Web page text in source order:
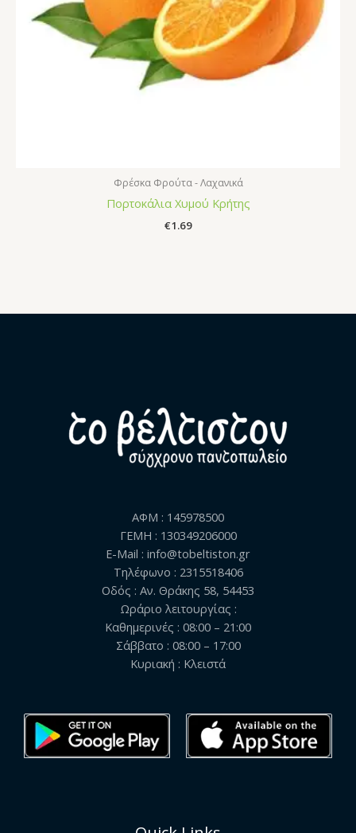
Φρέσκα Φρούτα - Λαχανικά
Πορτοκάλια Χυμού Κρήτης
€1.69
ΑΦΜ : 145978500
ΓΕΜΗ : 130349206000
E-Mail : info@tobeltiston.gr
Τηλέφωνο : 2315518406
Οδός : Αν. Θράκης 58, 54453
Ωράριο λειτουργίας :
Καθημερινές : 08:00 – 21:00
Σάββατο : 08:00 – 17:00
Κυριακή : Κλειστά